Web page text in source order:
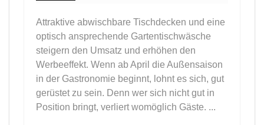
Attraktive abwischbare Tischdecken und eine
optisch ansprechende Gartentischwäsche
steigern den Umsatz und erhöhen den
Werbeeffekt. Wenn ab April die Außensaison
in der Gastronomie beginnt, lohnt es sich, gut
gerüstet zu sein. Denn wer sich nicht gut in
Position bringt, verliert womöglich Gäste. ...